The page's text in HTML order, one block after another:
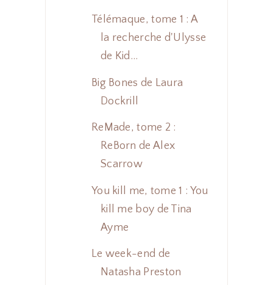
Télémaque, tome 1 : A
la recherche d'Ulysse
de Kid...
Big Bones de Laura
Dockrill
ReMade, tome 2 :
ReBorn de Alex
Scarrow
You kill me, tome 1 : You
kill me boy de Tina
Ayme
Le week-end de
Natasha Preston